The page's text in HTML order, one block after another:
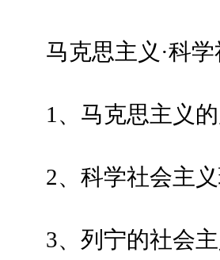
马克思主义·科
1、马克思主义
2、科学社会主
3、列宁的社会